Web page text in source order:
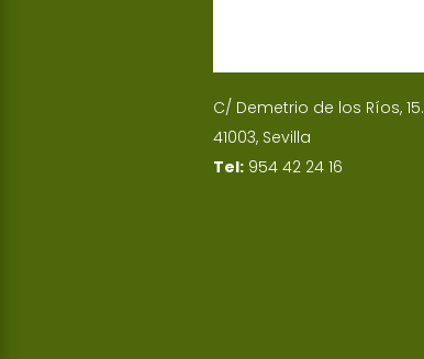
C/ Demetrio de los Ríos, 15.
41003, Sevilla
Tel: 954 42 24 16